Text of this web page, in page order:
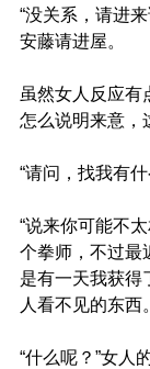
“没关系，请进
安藤请进屋。
虽然女人反应有
怎么说明来意，
“请问，找我有
“说来你可能不
个拳师，不过最
是有一天我获得
人看不见的东西
“什么呢？”女人